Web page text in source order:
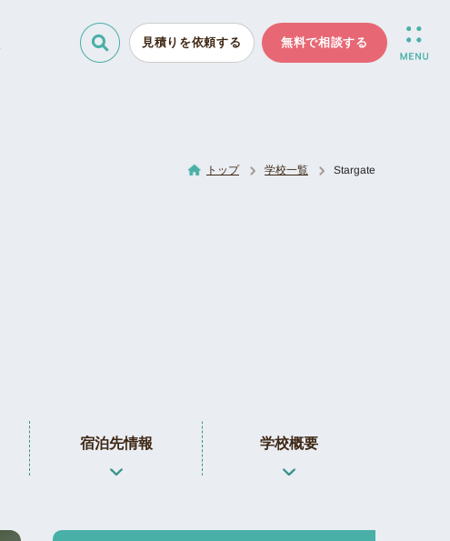
見積りを依頼する 無料で相談する
トップ 学校一覧 Stargate
宿泊先情報 学校概要